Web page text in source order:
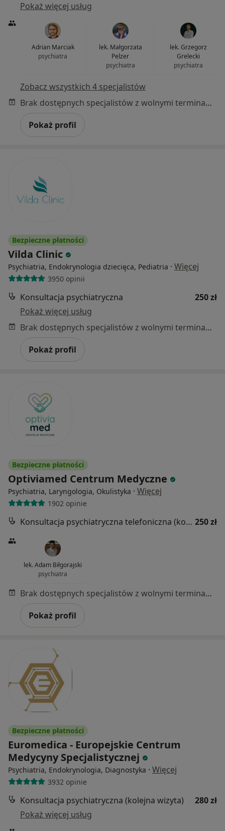
Pokaż więcej usług
Adrian Marciak
psychiatra
lek. Małgorzata
Pelzer
psychiatra
lek. Grzegorz
Grelecki
psychiatra
Zobacz wszystkich 4 specjalistów
Brak dostępnych specjalistów z wolnymi terminami w tym centrum medycznym.
Pokaż profil
Bezpieczne płatności
Vilda Clinic
Psychiatria, Endokrynologia dziecięca, Pediatria · Więcej
3950 opinii
Konsultacja psychiatryczna
250 zł
Pokaż więcej usług
Brak dostępnych specjalistów z wolnymi terminami w tym centrum medycznym.
Pokaż profil
Bezpieczne płatności
Optiviamed Centrum Medyczne
Psychiatria, Laryngologia, Okulistyka · Więcej
1902 opinie
Konsultacja psychiatryczna telefoniczna (kolejna wizyta) 250 zł
lek. Adam Biłgorajski
psychiatra
Brak dostępnych specjalistów z wolnymi terminami w tym centrum medycznym.
Pokaż profil
Bezpieczne płatności
Euromedica - Europejskie Centrum
Medycyny Specjalistycznej
Psychiatria, Endokrynologia, Diagnostyka · Więcej
3932 opinie
Konsultacja psychiatryczna (kolejna wizyta)
280 zł
Pokaż więcej usług